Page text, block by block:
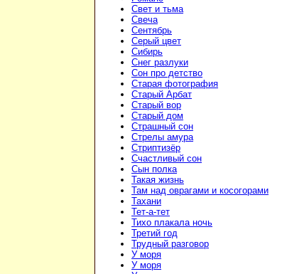
Свет и тьма
Свеча
Сентябрь
Серый цвет
Сибирь
Снег разлуки
Сон про детство
Старая фотография
Старый Арбат
Старый вор
Старый дом
Страшный сон
Стрелы амура
Стриптизёр
Счастливый сон
Сын полка
Такая жизнь
Там над оврагами и косогорами
Тахани
Тет-а-тет
Тихо плакала ночь
Третий год
Трудный разговор
У моря
У моря